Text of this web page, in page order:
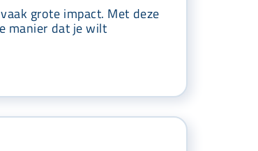
grote impact. Met deze
manier dat je wilt